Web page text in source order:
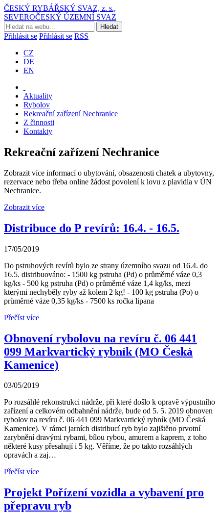
ČESKÝ RYBÁŘSKÝ SVAZ, z. s.,
SEVEROČESKÝ ÚZEMNÍ SVAZ
Přihlásit se Přihlásit se RSS
CZ
DE
EN
Aktuality
Rybolov
Rekreační zařízení Nechranice
Z činnosti
Kontakty
Rekreační zařízení Nechranice
Zobrazit více informací o ubytování, obsazenosti chatek a ubytovny,
rezervace nebo třeba online žádost povolení k lovu z plavidla v ÚN
Nechranice.
Zobrazit více
Distribuce do P revírů: 16.4. - 16.5.
17/05/2019
Do pstruhových revírů bylo ze strany územního svazu od 16.4. do
16.5. distribuováno: - 1500 kg pstruha (Pd) o průměrné váze 0,3
kg/ks - 500 kg pstruha (Pd) o průměrné váze 1,4 kg/ks, mezi
kterými nechyběly ryby až kolem 2 kg! - 100 kg pstruha (Po) o
průměrné váze 0,35 kg/ks - 7500 ks ročka lipana
Přečíst více
Obnovení rybolovu na revíru č. 06 441
099 Markvartický rybník (MO Česká
Kamenice)
03/05/2019
Po rozsáhlé rekonstrukci nádrže, při které došlo k opravě výpustního
zařízení a celkovém odbahnění nádrže, bude od 5. 5. 2019 obnoven
rybolov na revíru č. 06 441 099 Markvartický rybník (MO Česká
Kamenice). V rámci jarních distribucí ryb bylo zajištěno prvotní
zarybnění dravými rybami, bílou rybou, amurem a kaprem, z toho
některé kusy přesahují i 5 kg. Věříme, že po takto rozsáhlých
opravách a zaj…
Přečíst více
Projekt Pořízení vozidla a vybavení pro
přepravu ryb